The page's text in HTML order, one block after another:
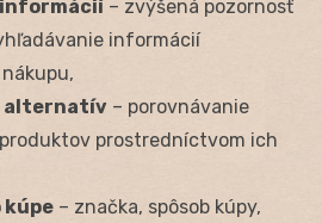
– zvýšená pozornosť
informácií
alternatív – porovnávanie
prostredníctvom ich
– značka, spôsob kúpy,